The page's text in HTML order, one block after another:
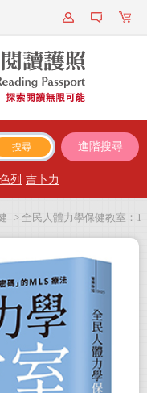
進階搜尋
列 吉卜力
> 全民人體力學保健教室：1
痠痛密碼」的MLS療法